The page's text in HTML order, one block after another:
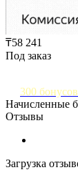
₸58 241
Под заказ
300
Начисленные
Отзывы
Загрузка